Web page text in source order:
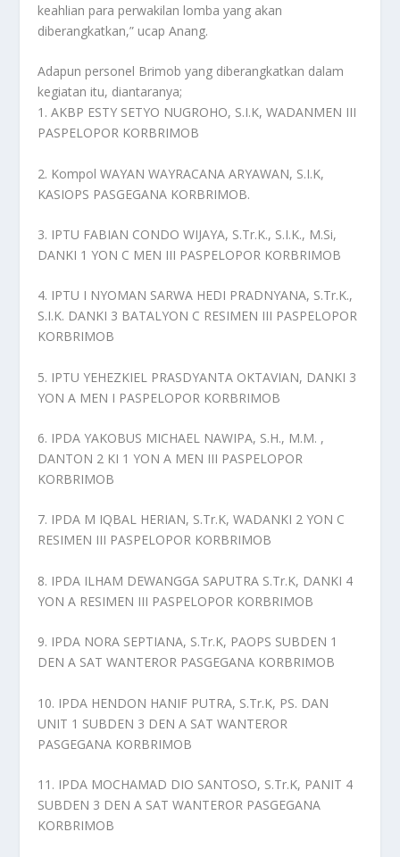
keahlian para perwakilan lomba yang akan
diberangkatkan,” ucap Anang.
Adapun personel Brimob yang diberangkatkan dalam
kegiatan itu, diantaranya;
1. AKBP ESTY SETYO NUGROHO, S.I.K, WADANMEN III
PASPELOPOR KORBRIMOB
2. Kompol WAYAN WAYRACANA ARYAWAN, S.I.K,
KASIOPS PASGEGANA KORBRIMOB.
3. IPTU FABIAN CONDO WIJAYA, S.Tr.K., S.I.K., M.Si,
DANKI 1 YON C MEN III PASPELOPOR KORBRIMOB
4. IPTU I NYOMAN SARWA HEDI PRADNYANA, S.Tr.K.,
S.I.K. DANKI 3 BATALYON C RESIMEN III PASPELOPOR
KORBRIMOB
5. IPTU YEHEZKIEL PRASDYANTA OKTAVIAN, DANKI 3
YON A MEN I PASPELOPOR KORBRIMOB
6. IPDA YAKOBUS MICHAEL NAWIPA, S.H., M.M. ,
DANTON 2 KI 1 YON A MEN III PASPELOPOR
KORBRIMOB
7. IPDA M IQBAL HERIAN, S.Tr.K, WADANKI 2 YON C
RESIMEN III PASPELOPOR KORBRIMOB
8. IPDA ILHAM DEWANGGA SAPUTRA S.Tr.K, DANKI 4
YON A RESIMEN III PASPELOPOR KORBRIMOB
9. IPDA NORA SEPTIANA, S.Tr.K, PAOPS SUBDEN 1
DEN A SAT WANTEROR PASGEGANA KORBRIMOB
10. IPDA HENDON HANIF PUTRA, S.Tr.K, PS. DAN
UNIT 1 SUBDEN 3 DEN A SAT WANTEROR
PASGEGANA KORBRIMOB
11. IPDA MOCHAMAD DIO SANTOSO, S.Tr.K, PANIT 4
SUBDEN 3 DEN A SAT WANTEROR PASGEGANA
KORBRIMOB